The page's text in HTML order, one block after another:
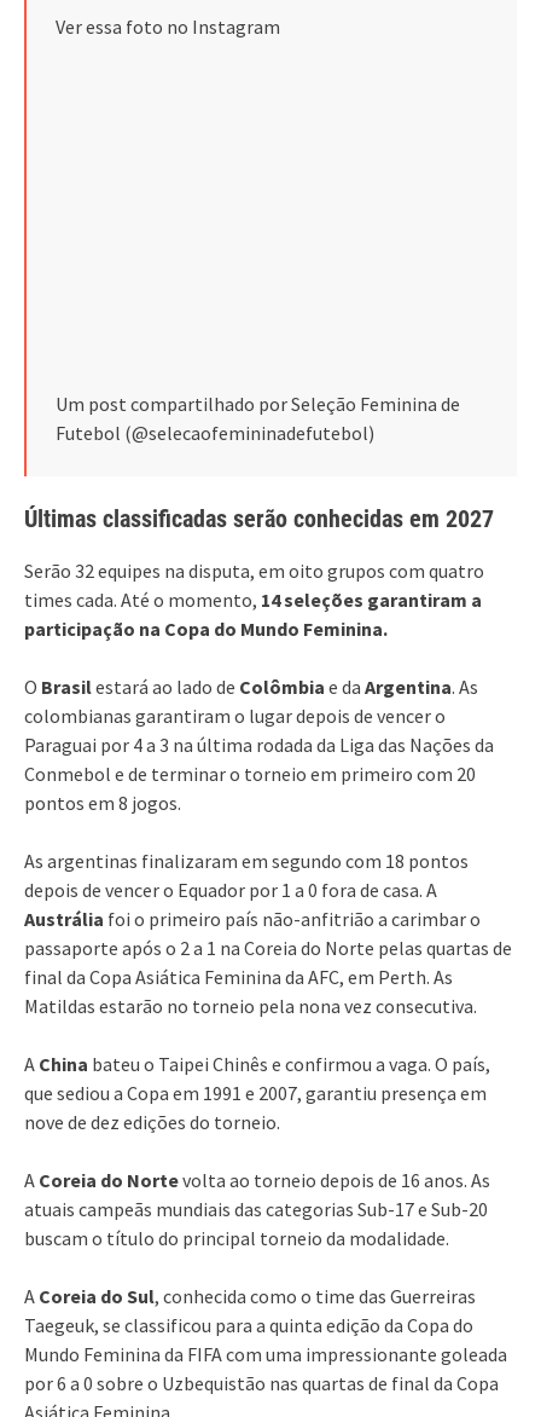
Ver essa foto no Instagram
Um post compartilhado por Seleção Feminina de
Futebol (@selecaofemininadefutebol)
Últimas classificadas serão conhecidas em 2027
Serão 32 equipes na disputa, em oito grupos com quatro
times cada. Até o momento, 14 seleções garantiram a
participação na Copa do Mundo Feminina.
O Brasilestará ao lado de Colômbia e da Argentina. As
colombianas garantiram o lugar depois de vencer o
Paraguai por 4 a 3 na última rodada da Liga das Nações da
Conmebol e de terminar o torneio em primeiro com 20
pontos em 8 jogos.
As argentinas finalizaram em segundo com 18 pontos
depois de vencer o Equador por 1 a 0 fora de casa. A
Austrália foi o primeiro país não-anfitrião a carimbar o
passaporte após o 2 a 1 na Coreia do Norte pelas quartas de
final da Copa Asiática Feminina da AFC, em Perth. As
Matildas estarão no torneio pela nona vez consecutiva.
A China bateu o Taipei Chinês e confirmou a vaga. O país,
que sediou a Copa em 1991 e 2007, garantiu presença em
nove de dez edições do torneio.
A Coreia do Nortevolta ao torneio depois de 16 anos. As
atuais campeãs mundiais das categorias Sub-17 e Sub-20
buscam o título do principal torneio da modalidade.
A Coreia do Sul, conhecida como o time das Guerreiras
Taegeuk, se classificou para a quinta edição da Copa do
Mundo Feminina da FIFA com uma impressionante goleada
por 6 a 0 sobre o Uzbequistão nas quartas de final da Copa
Asiática Feminina.